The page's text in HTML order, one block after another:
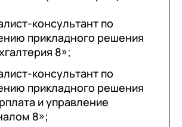
консультант по
прикладного решения
8»;
консультант по
прикладного решения
и управление
8»;